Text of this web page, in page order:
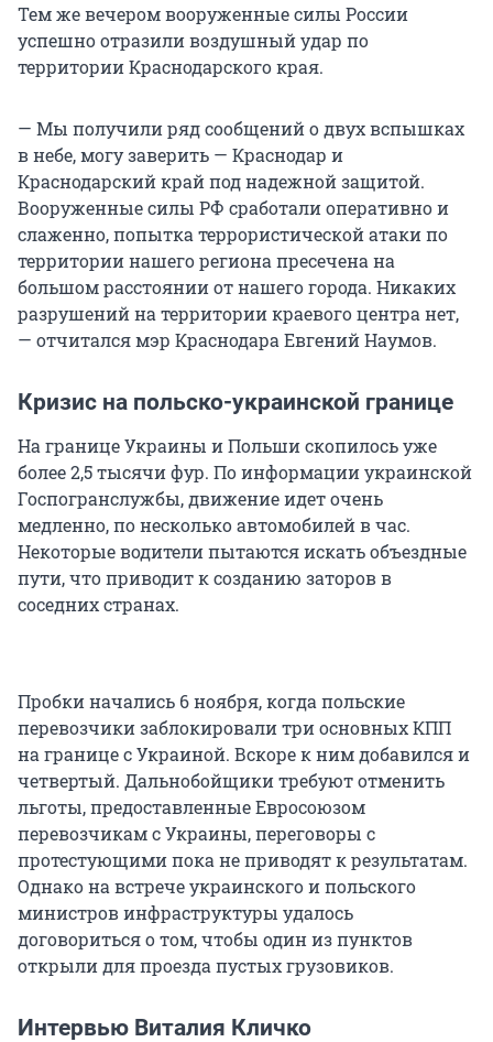
Тем же вечером вооруженные силы России
успешно отразили воздушный удар по
территории Краснодарского края.
— Мы получили ряд сообщений о двух вспышках
в небе, могу заверить — Краснодар и
Краснодарский край под надежной защитой.
Вооруженные силы РФ сработали оперативно и
слаженно, попытка террористической атаки по
территории нашего региона пресечена на
большом расстоянии от нашего города. Никаких
разрушений на территории краевого центра нет,
— отчитался мэр Краснодара Евгений Наумов.
Кризис на польско-украинской границе
На границе Украины и Польши скопилось уже
более 2,5 тысячи фур. По информации украинской
Госпогранслужбы, движение идет очень
медленно, по несколько автомобилей в час.
Некоторые водители пытаются искать объездные
пути, что приводит к созданию заторов в
соседних странах.
Пробки начались 6 ноября, когда польские
перевозчики заблокировали три основных КПП
на границе с Украиной. Вскоре к ним добавился и
четвертый. Дальнобойщики требуют отменить
льготы, предоставленные Евросоюзом
перевозчикам с Украины, переговоры с
протестующими пока не приводят к результатам.
Однако на встрече украинского и польского
министров инфраструктуры удалось
договориться о том, чтобы один из пунктов
открыли для проезда пустых грузовиков.
Интервью Виталия Кличко